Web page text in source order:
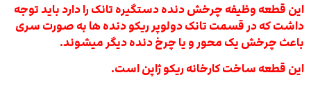
این قطعه وظیفه چرخش دنده دستگیره تانک را دارد باید توجه
داشت که در قسمت تانک دولوپر ریکو دنده ها به صورت سری
باعث چرخش یک محور و یا چرخ دنده دیگر میشوند.
این قطعه ساخت کارخانه ریکو ژاپن است.